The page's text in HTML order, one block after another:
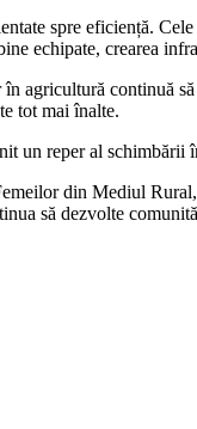
spre eficiență.
echipate, crearea
agricultură continuă
tot mai înalte.
un reper al schimbării
din Mediul
să dezvolte